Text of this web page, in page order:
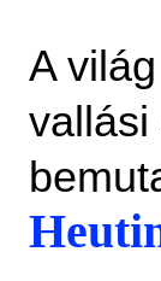
A
vallási